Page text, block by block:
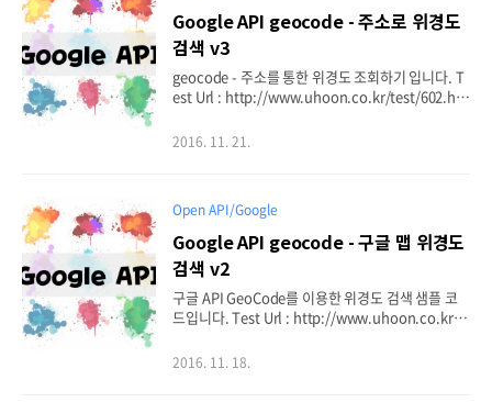
Google API geocode - 주소로 위경도
검색 v3
geocode - 주소를 통한 위경도 조회하기 입니다. T
est Url : http://www.uhoon.co.kr/test/602.ht
2016. 11. 21.
Open API/Google
Google API geocode - 구글 맵 위경도
검색 v2
구글 API GeoCode를 이용한 위경도 검색 샘플 코
드입니다. Test Url : http://www.uhoon.co.kr/t
2016. 11. 18.